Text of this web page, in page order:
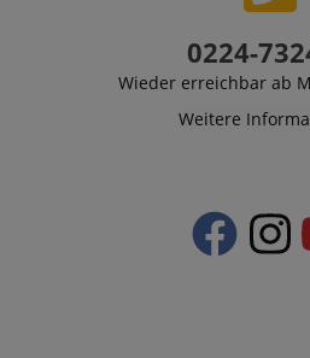
0224-
Wieder erreichbar ab
Weitere